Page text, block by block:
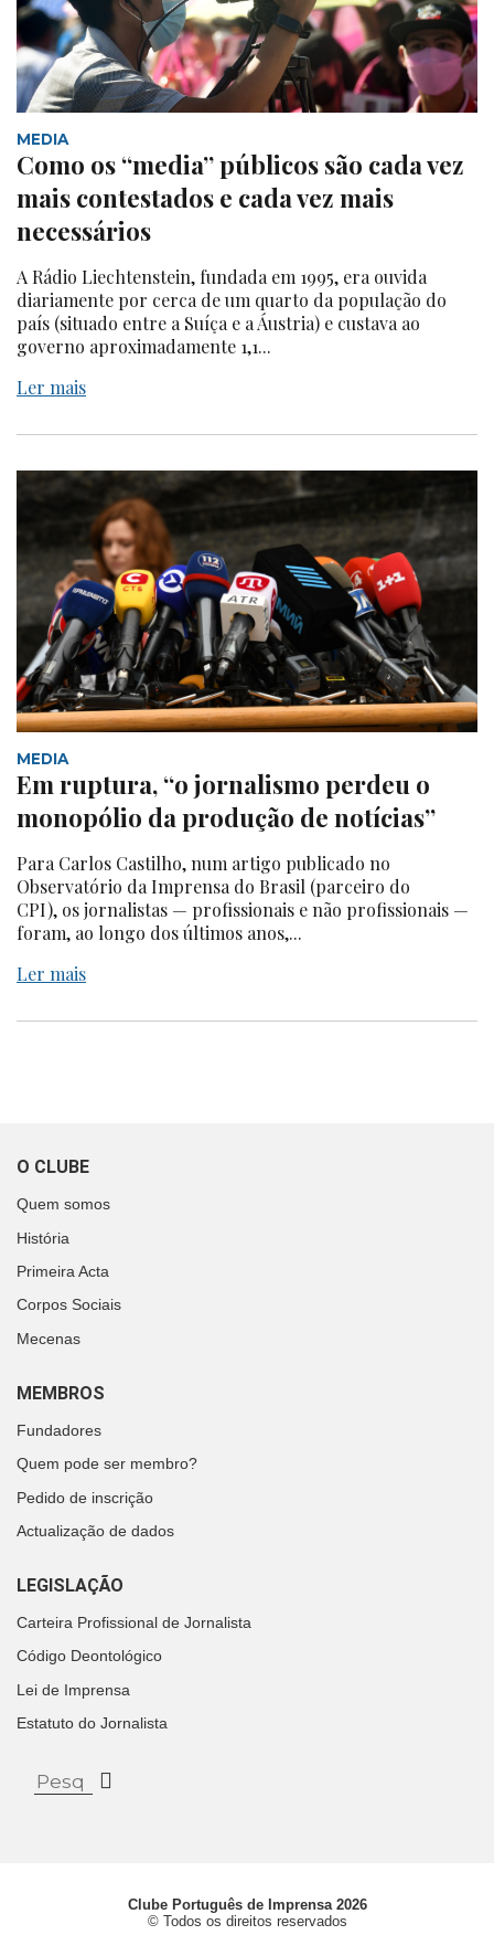
MEDIA
Como os “media” públicos são cada vez
mais contestados e cada vez mais
necessários
A Rádio Liechtenstein, fundada em 1995, era ouvida
diariamente por cerca de um quarto da população do
país (situado entre a Suíça e a Áustria) e custava ao
governo aproximadamente 1,1...
Ler mais
MEDIA
Em ruptura, “o jornalismo perdeu o
monopólio da produção de notícias”
Para Carlos Castilho, num artigo publicado no
Observatório da Imprensa do Brasil (parceiro do
CPI), os jornalistas — profissionais e não profissionais —
foram, ao longo dos últimos anos,...
Ler mais
O CLUBE
Quem somos
História
Primeira Acta
Corpos Sociais
Mecenas
MEMBROS
Fundadores
Quem pode ser membro?
Pedido de inscrição
Actualização de dados
LEGISLAÇÃO
Carteira Profissional de Jornalista
Código Deontológico
Lei de Imprensa
Estatuto do Jornalista
Clube Português de Imprensa 2026
© Todos os direitos reservados